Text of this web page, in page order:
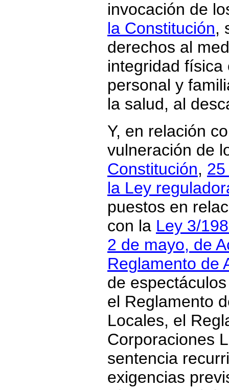
invocación de
la Constitución,
derechos al
integridad
personal y
la salud, al
Y, en relación
vulneración de
Constitución,
la Ley
puestos en
con la Ley 3/
2 de mayo, de
Reglamento de
de
el Reglamento
Locales, el
Corporaciones
sentencia
exigencias